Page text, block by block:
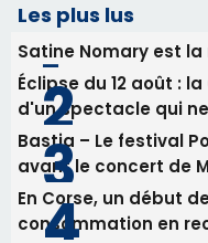
Les plus lus
Satine Nomary est la
Éclipse du 12 août :
d'un spectacle qui
Bastia – Le festival
avant le concert de
En Corse, un début
consommation en